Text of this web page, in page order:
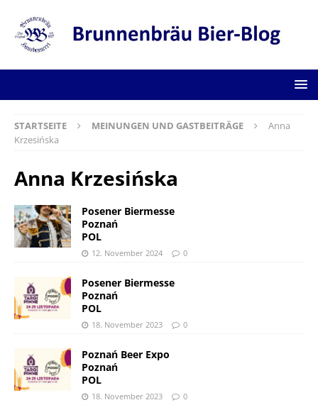
STARTSEITE MEINUNGEN UND GASTBEITRÄGE
Anna
Krzesińska
Anna Krzesińska
Posener Biermesse
Poznań
POL
12. November 2024 0
Posener Biermesse
Poznań
POL
18. November 2023 0
Poznań Beer Expo
Poznań
POL
18. November 2023 0